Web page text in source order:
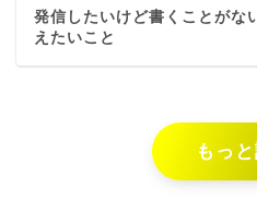
発信したいけど書くことがな
えたいこと
もっ